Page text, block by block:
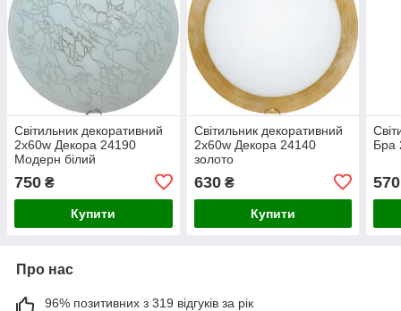
Світильник декоративний
2х60w Декора 24190
Модерн білий
750 ₴
Купити
Світильник декоративний
2х60w Декора 24140
золото
630₴
Купити
Бра
570
Про нас
96% позитивних з 319 відгуків за рік